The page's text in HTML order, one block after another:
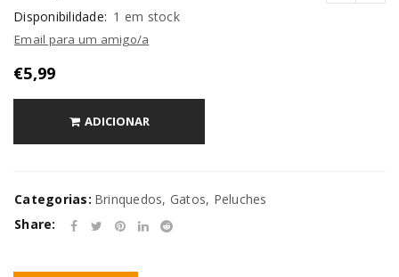
Disponibilidade: 1 em stock
Email para um amigo/a
€5,99
ADICIONAR
Categorias: Brinquedos, Gatos, Peluches
Share: